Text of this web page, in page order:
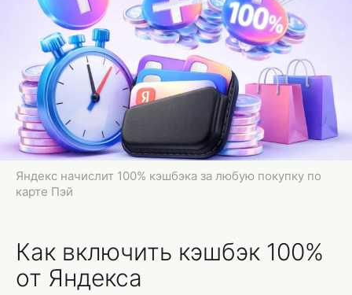
Яндекс начислит 100% кэшбэка за любую покупку по
карте Пэй
Как включить кэшбэк 100%
от Яндекса